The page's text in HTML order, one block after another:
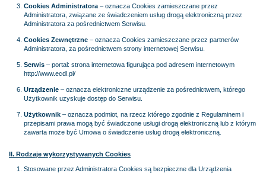
Cookies Administratora – oznacza Cookies zamieszczane przez
Administratora, związane ze świadczeniem usług drogą elektroniczną przez
Administratora za pośrednictwem Serwisu.
Cookies Zewnętrzne – oznacza Cookies zamieszczane przez partnerów
Administratora, za pośrednictwem strony internetowej Serwisu.
Serwis – portal: strona internetowa figurująca pod adresem internetowym
http://www.ecdl.pl/
Urządzenie – oznacza elektroniczne urządzenie za pośrednictwem, którego
Użytkownik uzyskuje dostęp do Serwisu.
Użytkownik – oznacza podmiot, na rzecz którego zgodnie z Regulaminem i
przepisami prawa mogą być świadczone usługi drogą elektroniczną lub z którym
zawarta może być Umowa o świadczenie usług drogą elektroniczną.
II. Rodzaje wykorzystywanych Cookies
Stosowane przez Administratora Cookies są bezpieczne dla Urządzenia